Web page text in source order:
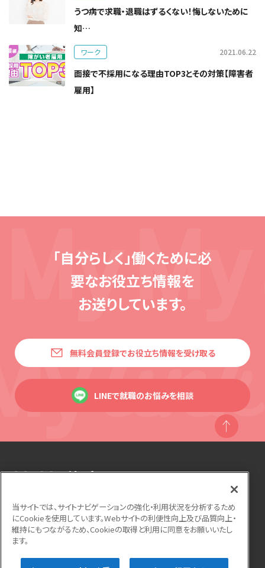
うつ病で求職・退職はずるくない！悔しないために
知…
ワーク 2021.06.22
面接で不採用になる理由TOP3とその対策【障害者
雇用】
「自分らしく」働くために必
要なお役立ち情報を
お送りしています。
無料会員登録でお役立ち情報を受け取る
LINEで就職のお悩みを相談
運営会社 利用規約 個人情報保護方針
サイトマップ よくある質問 お問い合わせ
当サイトでは、サイトナビゲーションの強化・利用状況を分析するため
にCookieを使用しています。Webサイトの利便性向上及び品質向上・
維持にもつながるため、Cookieの取得と利用に同意をお願いいたし
ます。